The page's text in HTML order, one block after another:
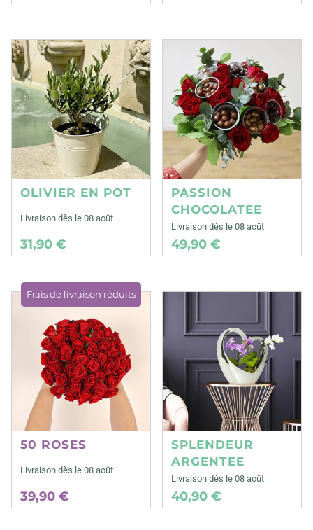
OLIVIER EN POT
Livraison dès le 08 août
31,90 €
PASSION
CHOCOLATEE
Livraison dès le 08 août
49,90 €
Frais de livraison réduits
50 ROSES
Livraison dès le 08 août
39,90 €
SPLENDEUR
ARGENTEE
Livraison dès le 08 août
40,90 €